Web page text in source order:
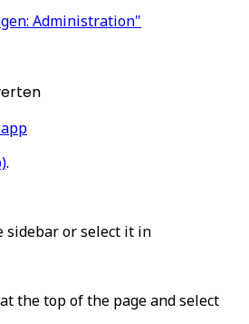
Administration"
.
sidebar or select it in
at the top of the page and select